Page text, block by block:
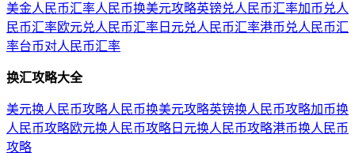
美金人民币汇率人民币换美元攻略英镑兑人民币汇率加币兑人
民币汇率欧元兑人民币汇率 日元兑人民币汇率港币兑人民币汇
率台币对人民币汇率
换汇攻略大全
美元换人民币攻略人民币换美元攻略英镑换人民币攻略加币换
人民币攻略欧元换人民币攻略 日元换人民币攻略港币换人民币
攻略